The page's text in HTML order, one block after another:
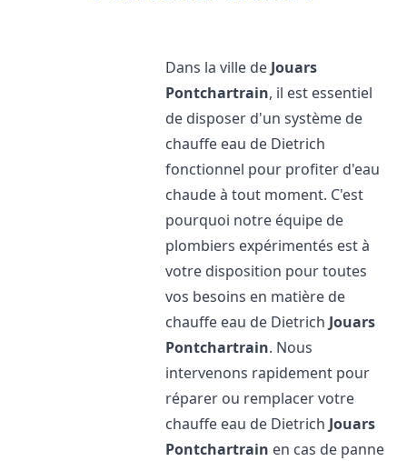
Dans la ville de Jouars
Pontchartrain, il est essentiel
de disposer d'un système de
chauffe eau de Dietrich
fonctionnel pour profiter d'eau
chaude à tout moment. C'est
pourquoi notre équipe de
plombiers expérimentés est à
votre disposition pour toutes
vos besoins en matière de
chauffe eau de Dietrich Jouars
Pontchartrain. Nous
intervenons rapidement pour
réparer ou remplacer votre
chauffe eau de Dietrich Jouars
Pontchartrain en cas de panne